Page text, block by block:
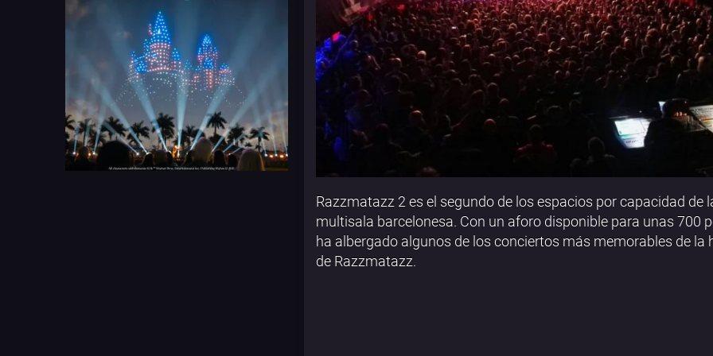
Razzmatazz 2 es el segundo de los espacios por capacidad de
multisala barcelonesa. Con un aforo disponible para unas 700
ha albergado algunos de los conciertos más memorables de la
de Razzmatazz.